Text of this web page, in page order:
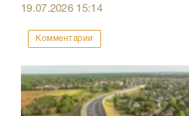
19.07.2026 15:14
Комментарии